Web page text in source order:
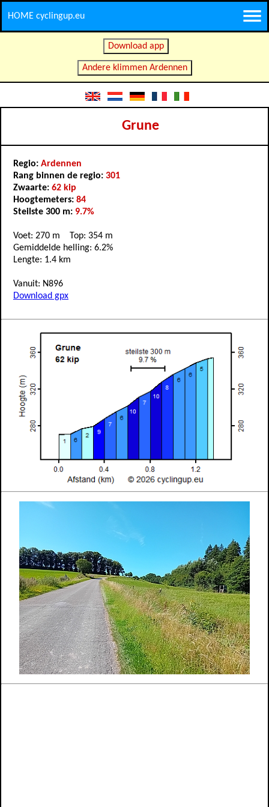
HOME cyclingup.eu
Download app
Andere klimmen Ardennen
Grune
Regio: Ardennen
Rang binnen de regio: 301
Zwaarte: 62 kip
Hoogtemeters: 84
Steilste 300 m: 9.7%
Voet: 270 m Top: 354 m
Gemiddelde helling: 6.2%
Lengte: 1.4 km
Vanuit: N896
Download gpx